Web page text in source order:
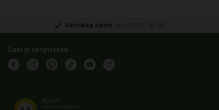
Vandaag open van 09:30 18:00
Laat je inspireren